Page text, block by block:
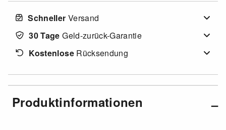
Schneller Versand
30 Tage Geld-zurück-Garantie
KostenloseRücksendung
Produktinformationen